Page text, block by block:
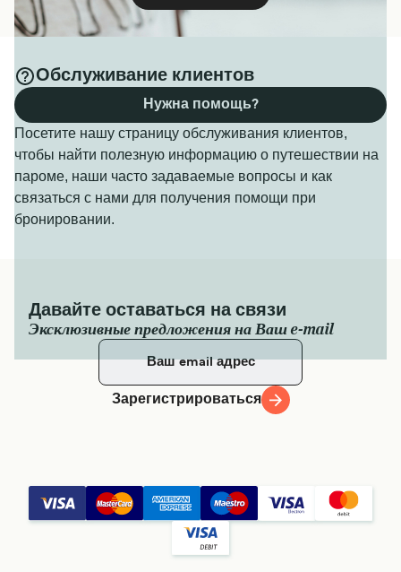
Обслуживание клиентов
Посетите нашу страницу обслуживания клиентов,
чтобы найти полезную информацию о путешествии на
пароме, наши часто задаваемые вопросы и как
связаться с нами для получения помощи при
бронировании.
Нужна помощь?
Давайте оставаться на связи
Эксклюзивные предложения на Ваш e-mail
Зарегистрироваться